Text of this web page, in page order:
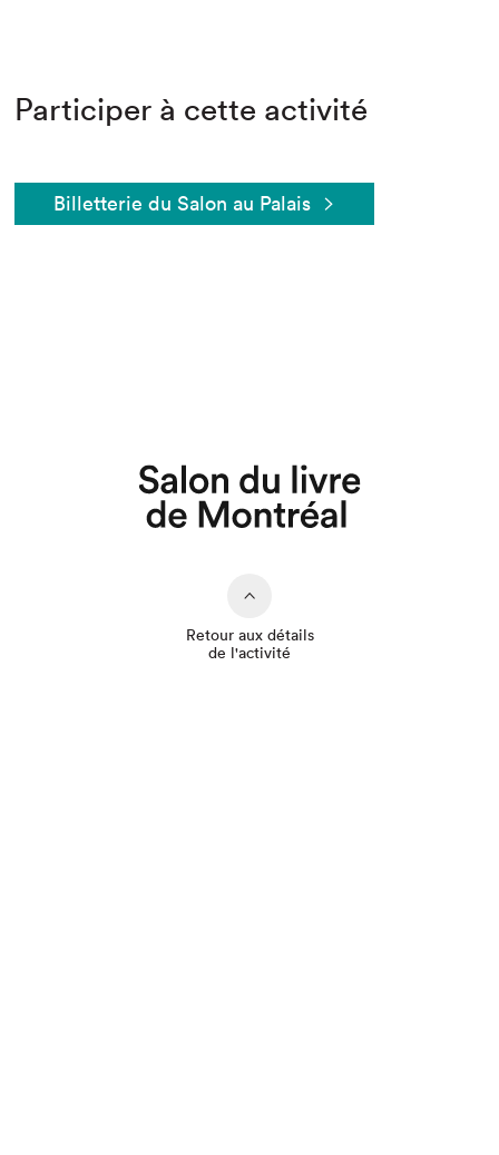
Participer à cette activité
Billetterie du Salon au Palais
Retour aux détails
de l'activité